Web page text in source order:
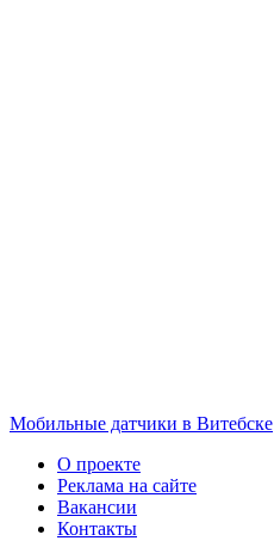
Мобильные датчики в Витебске
О проекте
Реклама на сайте
Вакансии
Контакты